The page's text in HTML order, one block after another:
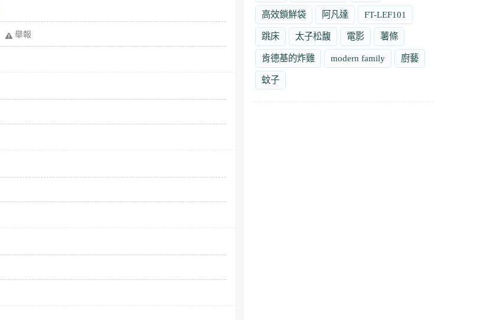
舉報
高效鎖鮮袋 阿凡達 FT-LEF101
跳床 太子松馥 電影 薯條
肯德基的炸雞 modern family 廚藝
蚊子